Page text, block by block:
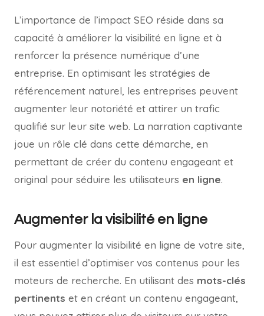
L’importance de l’impact SEO réside dans sa
capacité à améliorer la visibilité en ligne et à
renforcer la présence numérique d’une
entreprise. En optimisant les stratégies de
référencement naturel, les entreprises peuvent
augmenter leur notoriété et attirer un trafic
qualifié sur leur site web. La narration captivante
joue un rôle clé dans cette démarche, en
permettant de créer du contenu engageant et
original pour séduire les utilisateurs en ligne.
Augmenter la visibilité en ligne
Pour augmenter la visibilité en ligne de votre site,
il est essentiel d’optimiser vos contenus pour les
moteurs de recherche. En utilisant des mots-clés
pertinents et en créant un contenu engageant,